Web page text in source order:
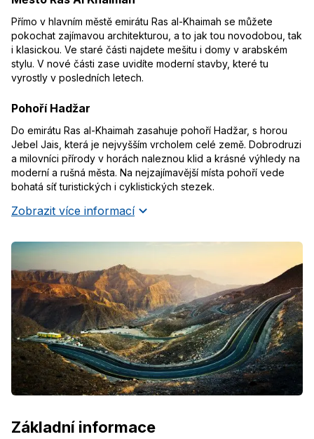
Přímo v hlavním městě emirátu Ras al-Khaimah se můžete
pokochat zajímavou architekturou, a to jak tou novodobou, tak
i klasickou. Ve staré části najdete mešitu i domy v arabském
stylu. V nové části zase uvidíte moderní stavby, které tu
vyrostly v posledních letech.
Pohoří Hadžar
Do emirátu Ras al-Khaimah zasahuje pohoří Hadžar, s horou
Jebel Jais, která je nejvyšším vrcholem celé země. Dobrodruzi
a milovníci přírody v horách naleznou klid a krásné výhledy na
moderní a rušná města. Na nejzajímavější místa pohoří vede
bohatá síť turistických i cyklistických stezek.
Zobrazit více informací
Základní informace